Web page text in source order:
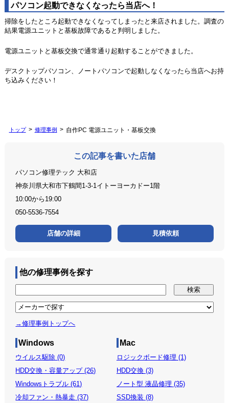
パソコン起動できなくなったら当店へ！
掃除をしたところ起動できなくなってしまったと来店されました。調査の
結果電源ユニットと基板故障であると判明しました。
電源ユニットと基板交換で通常通り起動することができました。
デスクトップパソコン、ノートパソコンで起動しなくなったら当店へお持
ち込みください！
トップ 修理事例 自作PC 電源ユニット・基板交換
この記事を書いた店舗
パソコン修理テック 大和店
神奈川県大和市下鶴間1-3-1イトーヨーカドー1階
10:00から19:00
050-5536-7554
店舗の詳細 見積依頼
他の修理事例を探す
→修理事例トップへ
Windows
ウイルス駆除 (0)
HDD交換・容量アップ (26)
Windowsトラブル (61)
冷却ファン・熱暴走 (37)
Mac
ロジックボード修理 (1)
HDD交換 (3)
ノート型 液晶修理 (35)
SSD換装 (8)